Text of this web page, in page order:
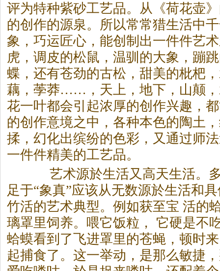
评为特种紫砂工艺品。从《荷花壶
的创作的源泉。所以常常猎生活中
象，巧运匠心，能创制出一件件艺
虎，调皮的松鼠，温驯的大象，蹦
蝶，还有苍劲的古松，甜美的枇杷
藕，荸莽……，天上，地下，山颠
花一叶都会引起浓厚的创作兴趣，
的创作意境之中，各种本色的陶土
揉，幻化出缤纷的色彩，又通过师
一件件精美的工艺品。
艺术源於生活又高天生活。多
足于“象真”应该从无数源於生活和
竹活的艺术典型。例如获至宝 活的
璃罩里饲养。喂它饭粒， 它硬是不
蛤蟆看到了飞进罩里的苍蝇，顿时
起捕食了。这一举动，是那么敏捷